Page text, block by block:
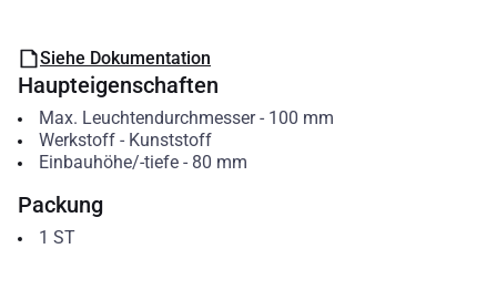
Siehe Dokumentation
Haupteigenschaften
Max. Leuchtendurchmesser- 100 mm
Werkstoff- Kunststoff
Einbauhöhe/-tiefe- 80 mm
Packung
1 ST